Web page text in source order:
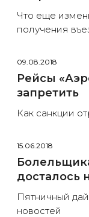
Что еще
получения
09.08.2018
Рейсы
запретить
Как санкции
15.06.2018
досталось
Пятничный
новостей